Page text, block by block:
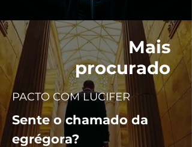
Mais
procurado
PACTO COM LUCIFER
Sente o chamado da
egrégora?